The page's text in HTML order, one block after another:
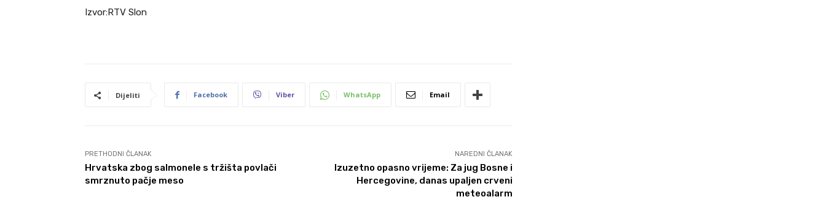
Izvor:RTV Slon
Dijeliti Facebook Viber WhatsApp Email
PRETHODNI ČLANAK
Hrvatska zbog salmonele s tržišta povlači
smrznuto pačje meso
NAREDNI ČLANAK
Izuzetno opasno vrijeme: Za jug Bosne i
Hercegovine, danas upaljen crveni
meteoalarm